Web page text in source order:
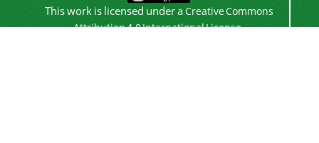
This work is licensed under aCreative Commons
Attribution 4.0 International License.